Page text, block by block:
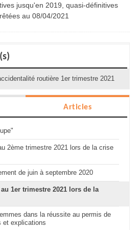
jusqu'en 2019, quasi-définitives
au 08/04/2021
routière 1er trimestre 2021
Articles
2ème trimestre 2021 lors de la crise
de juin à septembre 2020
1er trimestre 2021 lors de la
dans la réussite au permis de
et explications